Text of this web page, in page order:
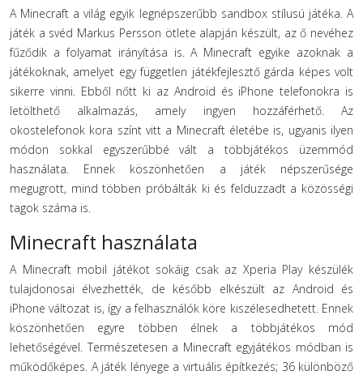
A Minecraft a világ egyik legnépszerűbb sandbox stílusú játéka. A
játék a svéd Markus Persson ötlete alapján készült, az ő nevéhez
fűződik a folyamat irányítása is. A Minecraft egyike azoknak a
játékoknak, amelyet egy független játékfejlesztő gárda képes volt
sikerre vinni. Ebből nőtt ki az Android és iPhone telefonokra is
letölthető alkalmazás, amely ingyen hozzáférhető. Az
okostelefonok kora színt vitt a Minecraft életébe is, ugyanis ilyen
módon sokkal egyszerűbbé vált a többjátékos üzemmód
használata. Ennek köszönhetően a játék népszerűsége
megugrott, mind többen próbálták ki és felduzzadt a közösségi
tagok száma is.
Minecraft használata
A Minecraft mobil játékot sokáig csak az Xperia Play készülék
tulajdonosai élvezhették, de később elkészült az Android és
iPhone változat is, így a felhasználók köre kiszélesedhetett. Ennek
köszönhetően egyre többen élnek a többjátékos mód
lehetőségével. Természetesen a Minecraft egyjátékos módban is
működőképes. A játék lényege a virtuális építkezés; 36 különböző